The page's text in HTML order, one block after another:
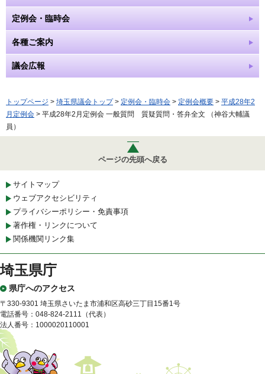
定例会・臨時会
各種ご案内
議会広報
トップページ > 埼玉県議会トップ> 定例会・臨時会 > 定例会概要 > 平成28年2
月定例会 > 平成28年2月定例会 一般質問 質疑質問・答弁全文 （神谷大輔議
員）
ページの先頭へ戻る
サイトマップ
ウェブアクセシビリティ
プライバシーポリシー・免責事項
著作権・リンクについて
関係機関リンク集
埼玉県庁
県庁へのアクセス
〒330-9301 埼玉県さいたま市浦和区高砂三丁目15番1号
電話番号：048-824-2111（代表）
法人番号：1000020110001